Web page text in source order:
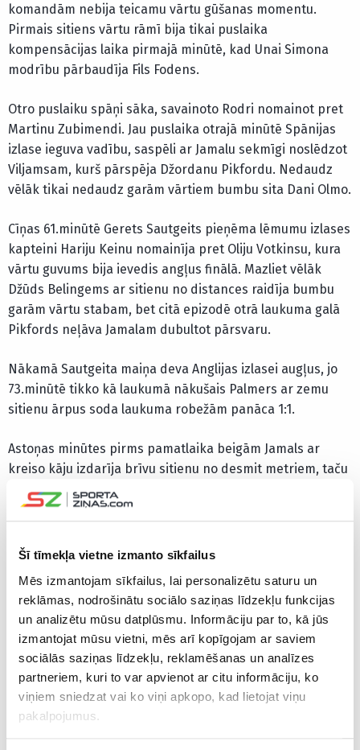
Šī tīmekļa vietne izmanto sīkfailus
Mēs izmantojam sīkfailus, lai personalizētu saturu un
reklāmas, nodrošinātu sociālo saziņas līdzekļu funkcijas
un analizētu mūsu datplūsmu. Informāciju par to, kā jūs
izmantojat mūsu vietni, mēs arī kopīgojam ar saviem
sociālās saziņas līdzekļu, reklamēšanas un analīzes
partneriem, kuri to var apvienot ar citu informāciju, ko
viņiem sniedzat vai ko viņi apkopo, kad lietojat viņu
pakalpojumus.
komandām nebija teicamu vārtu gūšanas momentu.
Pirmais sitiens vārtu rāmī bija tikai puslaika
kompensācijas laika pirmajā minūtē, kad Unai Simona
modrību pārbaudīja Fils Fodens.
Otro puslaiku spāņi sāka, savainoto Rodri nomainot pret
Martinu Zubimendi. Jau puslaika otrajā minūtē Spānijas
izlase ieguva vadību, saspēli ar Jamalu sekmīgi noslēdzot
Viljamsam, kurš pārspēja Džordanu Pikfordu. Nedaudz
vēlāk tikai nedaudz garām vārtiem bumbu sita Dani Olmo.
Cīņas 61.minūtē Gerets Sautgeits pieņēma lēmumu izlases
kapteini Hariju Keinu nomainīja pret Oliju Votkinsu, kura
vārtu guvums bija ievedis angļus finālā. Mazliet vēlāk
Džūds Belingems ar sitienu no distances raidīja bumbu
garām vārtu stabam, bet citā epizodē otrā laukuma galā
Pikfords neļāva Jamalam dubultot pārsvaru.
Nākamā Sautgeita maiņa deva Anglijas izlasei augļus, jo
73.minūtē tikko kā laukumā nākušais Palmers ar zemu
sitienu ārpus soda laukuma robežām panāca 1:1.
Astoņas minūtes pirms pamatlaika beigām Jamals ar
kreiso kāju izdarīja brīvu sitienu no desmit metriem, taču
arī šoreiz Pikfords liedza spāņu jaunajam talantam gūt
vārtus. Tomēr 86.minūtē pēc Marka Kukureljas piespēles
panāca 2:1 Spānijas izlases labā. Pamatlaika pēdējā
angļiem panākt 2:2.
Komandu sastāvi
Spānijas futbola izlases sastāvs
Karvahals, Robins Lenormāns (Načo Fernandess,
83.min.), Ameriks Laporte, Marks Kukurelja, Rodri